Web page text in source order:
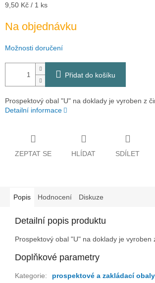
Měrná
9,50 Kč / 1 ks
Na objednávku
Možnosti doručení
Přidat do košíku
Prospektový obal "U" na doklady je vyroben z
Detailní informace
ZEPTAT SE HLÍDAT SDÍLET
Popis Hodnocení Diskuze
Detailní popis produktu
Prospektový obal "U" na doklady je vyroben
Doplňkové parametry
Kategorie:
prospektové a zakládací obaly